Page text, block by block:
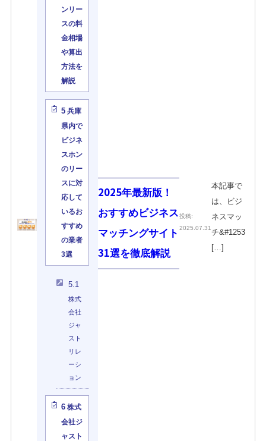
ンリー
スの料
金相場
や算出
方法を
解説
5兵庫
県内で
ビジネ
スホン
のリー
スに対
応して
いるお
すすめ
の業者
3選
5.1
株式
会社
ジャ
スト
リレ
ーシ
ョン
6株式
会社ジ
ャスト
2025年最新版！
おすすめビジネス
マッチングサイト
31選を徹底解説
投稿:
2025.07.31
本記事で
は、ビジ
ネスマッ
チ&#1253
[…]